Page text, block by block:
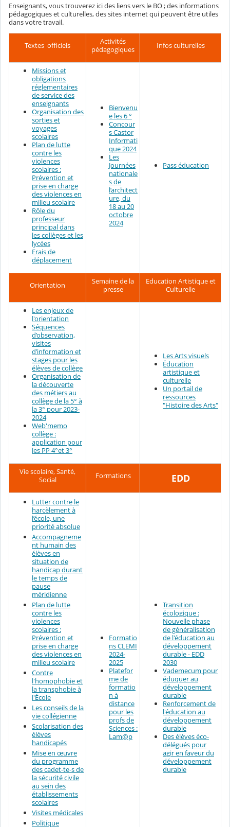
Enseignants, vous trouverez ici des liens vers le BO ; des informations
pédagogiques et culturelles, des sites internet qui peuvent être utiles
dans votre travail.
Textes officiels
Activités
pédagogiques
Infos culturelles
Missions et
obligations
réglementaires
de service des
enseignants
Organisation des
sorties et
voyages
scolaires
Plan de lutte
contre les
violences
scolaires :
Prévention et
prise en charge
des violences en
milieu scolaire
Rôle du
professeur
principal dans
les collèges et les
lycées
Frais de
déplacement
Bienvenu
e les 6 °
Concour
s Castor
Informati
que 2024
Les
Journées
nationale
s de
l’architect
ure, du
18 au 20
octobre
2024
Pass éducation
Orientation
Semaine de la
presse
Education Artistique et
Culturelle
Les enjeux de
l'orientation
Séquences
d’observation,
visites
d’information et
stages pour les
élèves de collège
Organisation de
la découverte
des métiers au
collège de la 5° à
la 3° pour 2023-
2024
Web'memo
collège :
application pour
les PP 4°et 3°
Les Arts visuels
Éducation
artistique et
culturelle
Un portail de
ressources
"Histoire des Arts"
Vie scolaire, Santé,
Social
Formations EDD
Lutter contre le
harcèlement à
l’école, une
priorité absolue
Accompagneme
nt humain des
élèves en
situation de
handicap durant
le temps de
pause
méridienne
Plan de lutte
contre les
violences
scolaires :
Prévention et
prise en charge
des violences en
milieu scolaire
Contre
l'homophobie et
la transphobie à
l'École
Les conseils de la
vie collégienne
Scolarisation des
élèves
handicapés
Mise en œuvre
du programme
des cadet-te-s de
la sécurité civile
au sein des
établissements
scolaires
Visites médicales
Politique
Formatio
ns CLEMI
2024-
2025
Platefor
me de
formatio
n à
distance
pour les
profs de
Sciences :
Lam@p
Transition
écologique :
Nouvelle phase
de généralisation
de l'éducation au
développement
durable - EDD
2030
Vademecum pour
éduquer au
développement
durable
Renforcement de
l'éducation au
développement
durable
Des élèves éco-
délégués pour
agir en faveur du
développement
durable